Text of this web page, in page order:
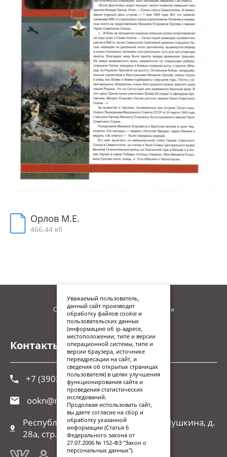
Орлов М.Е.
466.44 кб
Сайт находится в процессе наполнения
Контакты
+7 (3902) 248-026
ookn@r-19.ru
Республика Хакасия, г. Абакан, ул.Пушкина, д.
28а, стр. 1
Уважаемый пользователь,
данный сайт производит
обработку файлов cookie и
пользовательских данных
(информацию об ip-адресе,
местоположении, типе и версии
операционной системы, типе и
версии браузера, источнике
переадресации на сайт, и
сведения об открытых страницах
пользователя) в целях улучшения
функционирования сайта и
проведения статистических
исследований.
Продолжая использовать сайт,
вы даете согласие на сбор и
обработку указанной
информации (Статья 6
Федерального закона от
27.07.2006 № 152-ФЗ "Закон о
персональных данных").